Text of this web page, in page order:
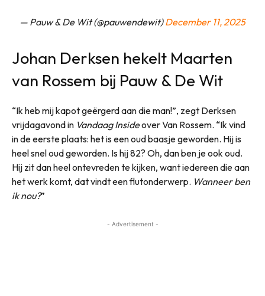
— Pauw & De Wit (@pauwendewit)December 11, 2025
Johan Derksen hekelt Maarten
van Rossem bij Pauw & De Wit
“Ik heb mij kapot geërgerd aan die man!”, zegt Derksen
vrijdagavond in Vandaag Insideover Van Rossem. “Ik vind
in de eerste plaats: het is een oud baasje geworden. Hij is
heel snel oud geworden. Is hij 82? Oh, dan ben je ook oud.
Hij zit dan heel ontevreden te kijken, want iedereen die aan
het werk komt, dat vindt een flutonderwerp. Wanneer ben
ik nou?”
- Advertisement -